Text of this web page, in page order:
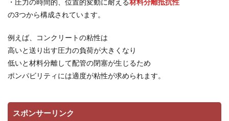
・圧力の時間的、位置的変動に耐える材料分離抵抗性
の3つから構成されています。
例えば、コンクリートの粘性は
高いと送り出す圧力の負荷が大きくなり
低いと材料分離して配管の閉塞が生じるため
ポンパビリティには適度が粘性が求められます。
スポンサーリンク